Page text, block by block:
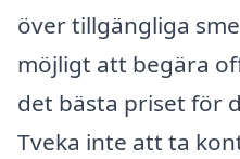
över tillgängliga
möjligt att begära
det bästa priset för
Tveka inte att ta